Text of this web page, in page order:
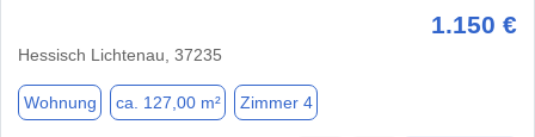
1.150 €
Hessisch Lichtenau, 37235
Wohnung ca. 127,00 m² Zimmer 4